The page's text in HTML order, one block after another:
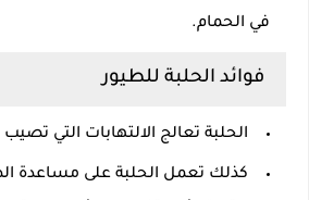
في الحمام.
فوائد الحلبة للطيور
الحلبة تعالج الالتهابات التي تصيب
كذلك تعمل الحلبة على مساعدة